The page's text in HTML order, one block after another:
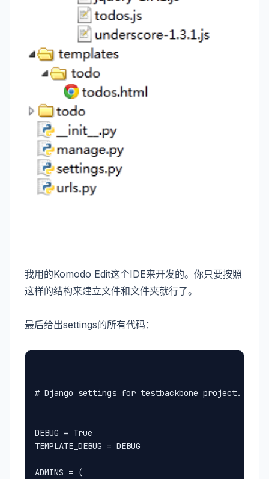
我用的Komodo Edit这个IDE来开发的。你只要按照
这样的结构来建立文件和文件夹就行了。
最后给出settings的所有代码：
# Django settings for testbackbone project.
DEBUG = True
TEMPLATE_DEBUG = DEBUG
ADMINS = (